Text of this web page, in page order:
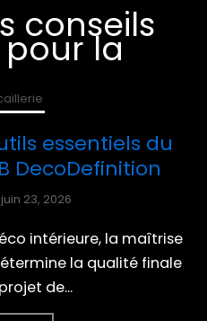
conseils
la
essentiels du
DecoDefinition
juin 23, 2026
intérieure, la maîtrise
la qualité finale
de...